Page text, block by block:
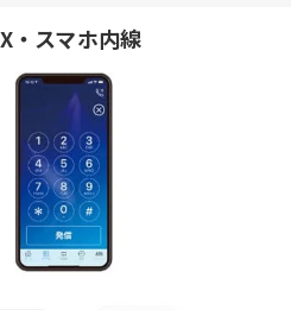
・スマホ内線